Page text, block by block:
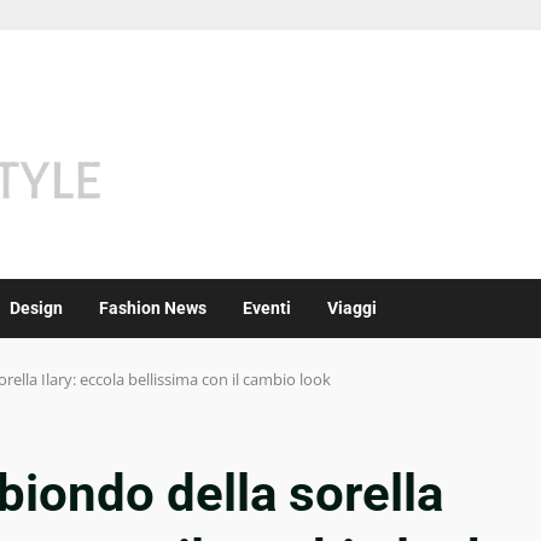
Design Fashion News Eventi Viaggi
Ilary: eccola bellissima con il cambio look
della sorella